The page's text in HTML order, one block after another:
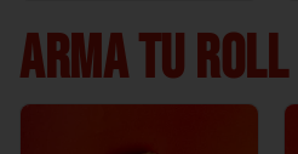
ARMA TU ROLL